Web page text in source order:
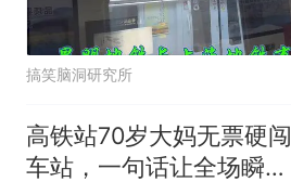
搞笑脑洞研究所
高铁站70岁大妈无票硬闯
车站，一句话让全场瞬间